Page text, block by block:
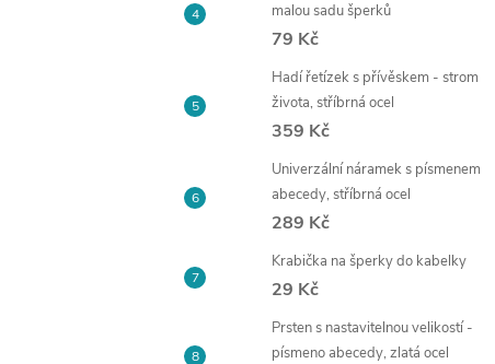
malou sadu šperků
79 Kč
Hadí řetízek s přívěskem - strom
života, stříbrná ocel
359 Kč
Univerzální náramek s písmenem
abecedy, stříbrná ocel
289 Kč
Krabička na šperky do kabelky
29 Kč
Prsten s nastavitelnou velikostí -
písmeno abecedy, zlatá ocel